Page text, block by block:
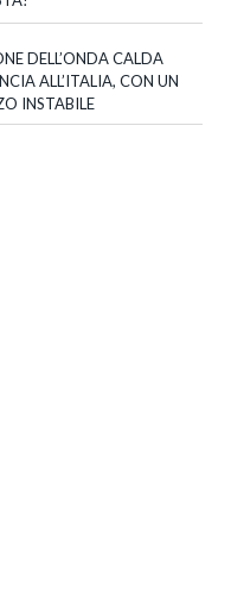
DELL’ONDA CALDA
ALL’ITALIA, CON UN
INSTABILE